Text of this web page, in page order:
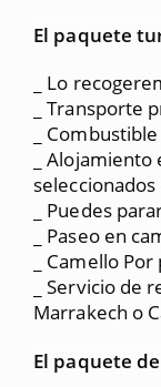
El paquete
_ Lo
_ Transporte
_
_
_ Puedes
_ Paseo en
_ Camello
_ Servicio de
Marrakech o
El paquete